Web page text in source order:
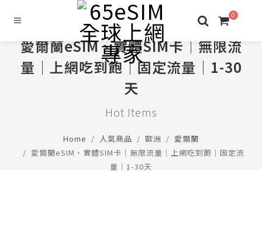
0
愛爾蘭eSIM、實體SIM卡│無限流
量│上網吃到飽│固定流量│1-30
天
Hot Items
Home 人氣商品 歐洲
愛爾蘭
愛爾蘭eSIM、實體SIM卡│無限流量│上網吃到飽│固定流
量│1-30天